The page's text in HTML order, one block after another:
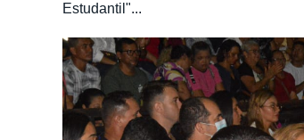
Estudantil"...